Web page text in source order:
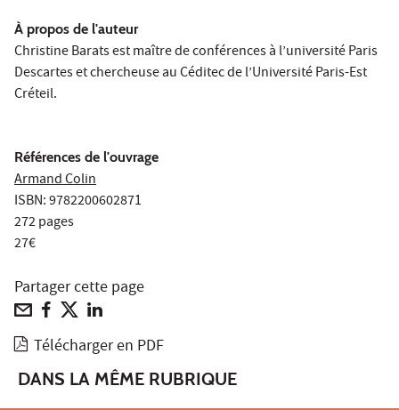
À propos de l'auteur
Christine Barats est maître de conférences à l’université Paris
Descartes et chercheuse au Céditec de l’Université Paris-Est
Créteil.
Références de l'ouvrage
Armand Colin
ISBN: 9782200602871
272 pages
27€
Partager cette page
Télécharger en PDF
DANS LA MÊME RUBRIQUE